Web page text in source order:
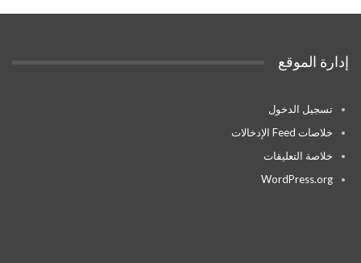
إدارة الموقع
تسجيل الدخول
خلاصات Feed الإدخالات
خلاصة التعليقات
WordPress.org